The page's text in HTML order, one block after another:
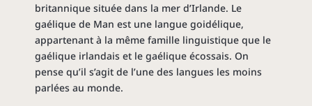
britannique située dans la mer d’Irlande. Le
gaélique de Man est une langue goidélique,
appartenant à la même famille linguistique que le
gaélique irlandais et le gaélique écossais. On
pense qu’il s’agit de l’une des langues les moins
parlées au monde.